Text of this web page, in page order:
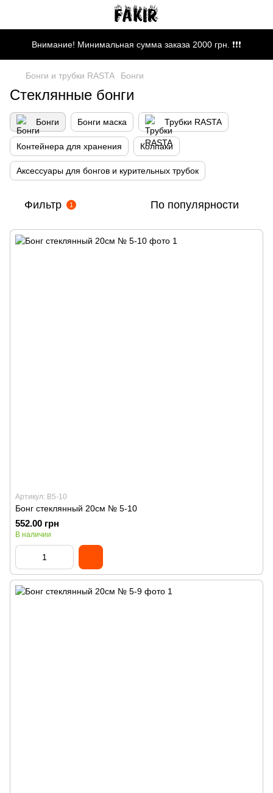
Внимание! Минимальная сумма заказа 2000 грн. ❗❗❗
Бонги и трубки RASTA Бонги
Стеклянные бонги
Бонги Бонги маска Трубки RASTA
Контейнера для хранения Колпаки
Аксессуары для бонгов и курительных трубок
Фильтр 1 По популярности
Артикул: B5-10
Бонг стеклянный 20см № 5-10
552.00 грн
В наличии